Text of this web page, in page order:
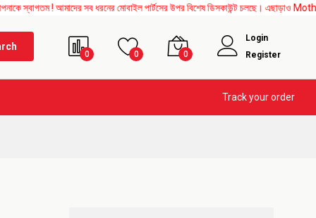
! আমাদের সব ধরনের মোবাইল পার্টসের উপর বিশেষ ডিসকাউন্ট চলছে। এছাড়াও Mother
0 0 0
Login
Register
Track your order